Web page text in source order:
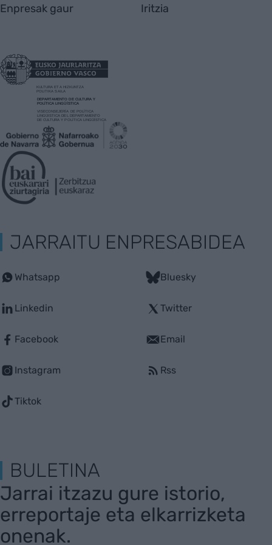
Enpresak gaur Iritzia
JARRAITU ENPRESABIDEA
Whatsapp
Linkedin
Facebook
Instagram
Tiktok
Bluesky
Twitter
Email
Rss
BULETINA
Jarrai itzazu gure istorio,
erreportaje eta elkarrizketa
onenak.